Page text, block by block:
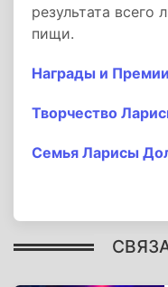
результата всего
пищи.
Награды и
Творчество
Семья Ларисы